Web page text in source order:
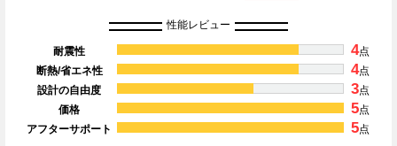
性能レビュー
耐震性 4点
断熱/省エネ性
4点
設計の自由度
3点
価格
5点
アフターサポート
5点